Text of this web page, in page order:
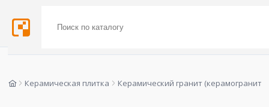
Керамическая плитка Керамический гранит (керамогранит)